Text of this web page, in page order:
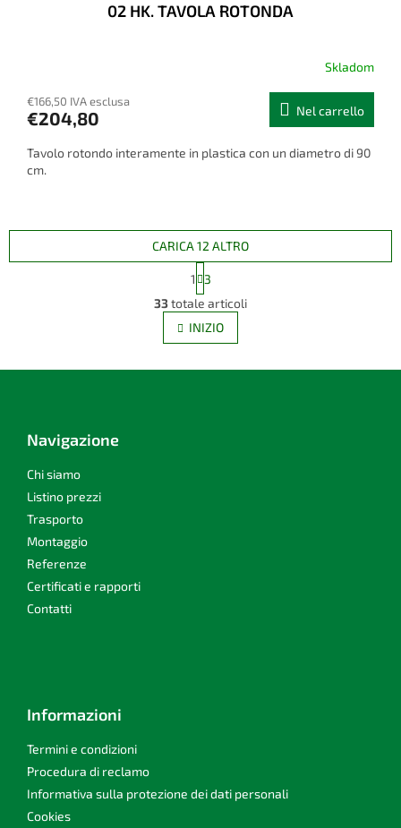
02 HK. TAVOLA ROTONDA
Skladom
€166,50 IVA esclusa
€204,80 Nel carrello
Tavolo rotondo interamente in plastica con un diametro di 90
cm.
C
o
n
t
CARICA 12 ALTRO
P
a
g
i
n
a
i
1
3
33totale articoli
INIZIO
Navigazione
Chi siamo
Listino prezzi
Trasporto
Montaggio
Referenze
Certificati e rapporti
Contatti
Informazioni
Termini e condizioni
Procedura di reclamo
Informativa sulla protezione dei dati personali
Cookies